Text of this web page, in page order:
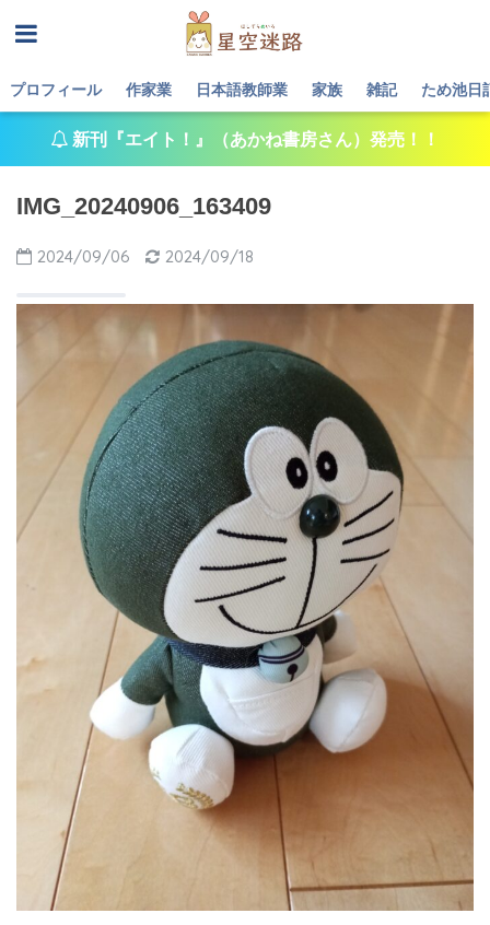
プロフィール 作家業 日本語教師業 家族 雑記 ため池日
新刊『エイト！』（あかね書房さん）発売！！
IMG_20240906_163409
2024/09/06 2024/09/18